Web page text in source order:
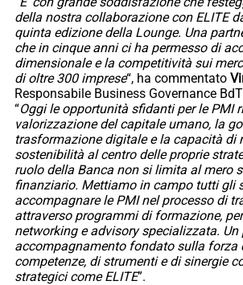
della nostra collaborazione con ELITE
quinta edizione della Lounge. Una
che in cinque anni ci ha permesso di
dimensionale e la competitività sui
di oltre 300 imprese“, ha commentato
Responsabile Business Governance BdT
“Oggi le opportunità sfidanti per le PMI
valorizzazione del capitale umano, la
trasformazione digitale e la capacità di
sostenibilità al centro delle proprie
ruolo della Banca non si limita al mero
finanziario. Mettiamo in campo tutti gli
accompagnare le PMI nel processo di
attraverso programmi di formazione,
networking e advisory specializzata. Un
accompagnamento fondato sulla forza
competenze, di strumenti e di sinergie
strategici come ELITE”.